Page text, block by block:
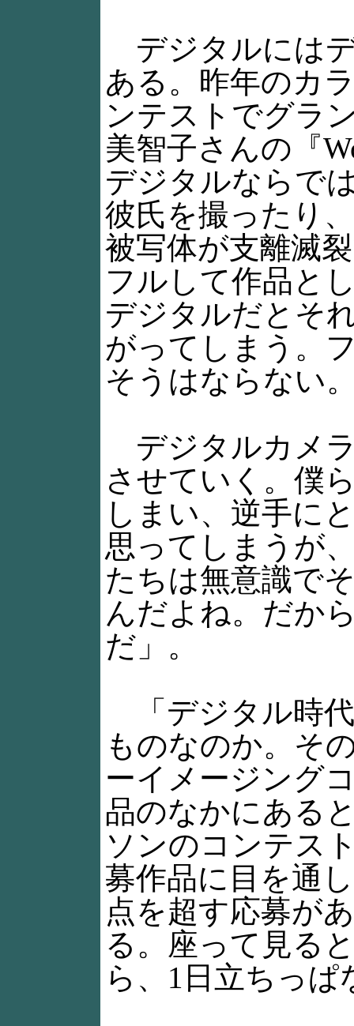
デジタルには
ある。昨年のカ
ンテストでグラ
美智子さんの『
デジタルならで
彼氏を撮ったり
被写体が支離滅
フルして作品と
デジタルだとそ
がってしまう。
そうはならない
デジタルカメ
させていく。僕
しまい、逆手に
思ってしまうが
たちは無意識で
んだよね。だか
だ」。
「デジタル時
ものなのか。そ
ーイメージング
品のなかにある
ソンのコンテス
募作品に目を通
点を超す応募が
る。座って見る
ら、1日立ちっ